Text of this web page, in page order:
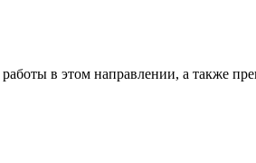
в этом направлении, а также